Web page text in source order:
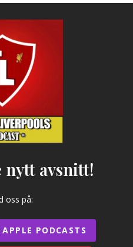
nytt avsnitt!
oss på:
PODCASTS